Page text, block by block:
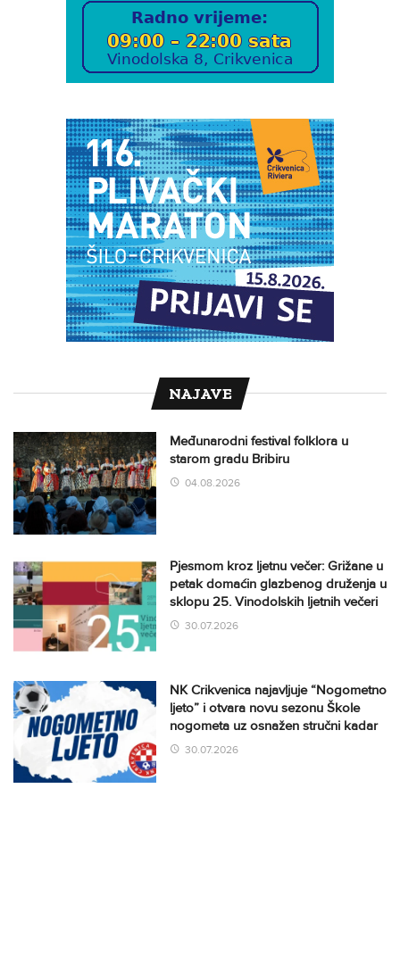
NAJAVE
Međunarodni festival folklora u
starom gradu Bribiru
04.08.2026
Pjesmom kroz ljetnu večer: Grižane u
petak domaćin glazbenog druženja u
sklopu 25. Vinodolskih ljetnih večeri
30.07.2026
NK Crikvenica najavljuje “Nogometno
ljeto” i otvara novu sezonu Škole
nogometa uz osnažen stručni kadar
30.07.2026